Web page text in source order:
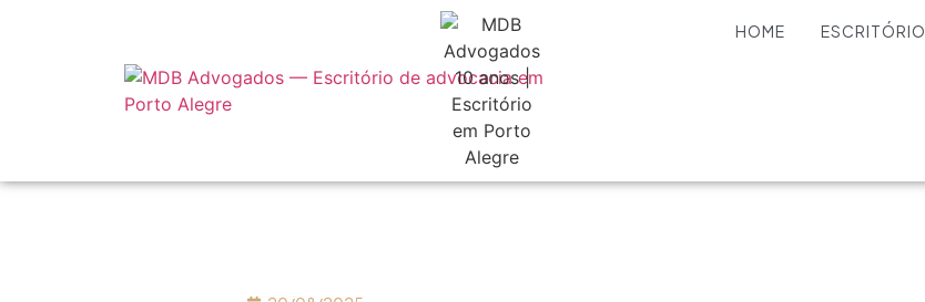
HOME ESCRITÓRIO